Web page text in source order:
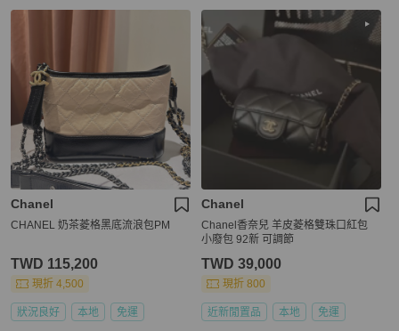
Chanel
CHANEL 奶茶菱格黑底流浪包PM
TWD 115,200
現折 4,500
狀況良好 本地 免運
Chanel
Chanel香奈兒 羊皮菱格雙珠口紅包
小廢包 92新 可調節
TWD 39,000
現折 800
近新閒置品 本地 免運